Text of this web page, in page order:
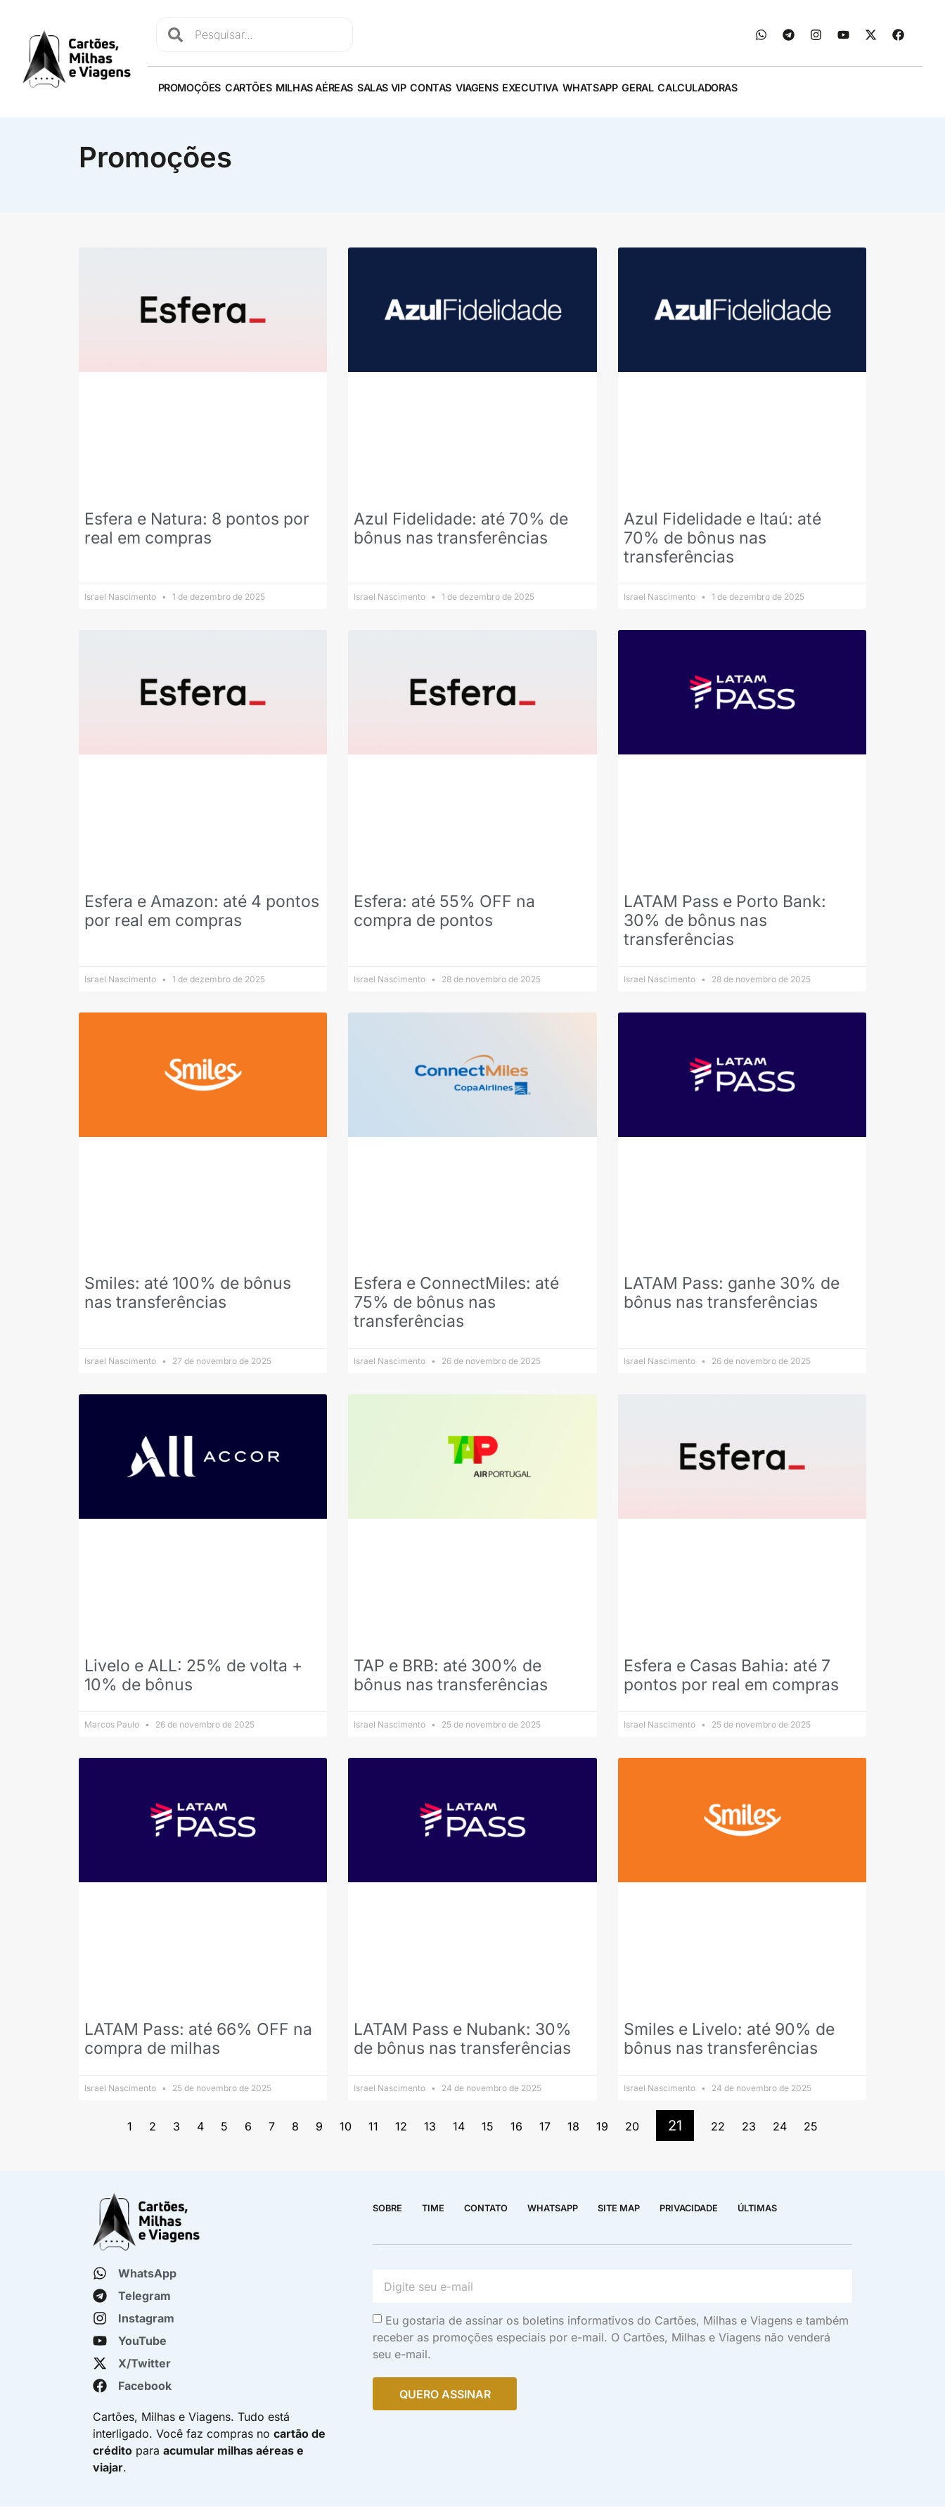
PROMOÇÕES CARTÕES MILHAS AÉREAS SALAS VIP CONTAS VIAGENS EXECUTIVA WHATSAPP GERAL CALCULADORAS
Promoções
Esfera e Natura: 8 pontos por
real em compras
Israel Nascimento 1 de dezembro de 2025
Azul Fidelidade: até 70% de
bônus nas transferências
Israel Nascimento 1 de dezembro de 2025
Azul Fidelidade e Itaú: até
70% de bônus nas
transferências
Israel Nascimento 1 de dezembro de 2025
Esfera e Amazon: até 4 pontos
por real em compras
Israel Nascimento 1 de dezembro de 2025
Esfera: até 55% OFF na
compra de pontos
Israel Nascimento 28 de novembro de 2025
LATAM Pass e Porto Bank:
30% de bônus nas
transferências
Israel Nascimento 28 de novembro de 2025
Smiles: até 100% de bônus
nas transferências
Israel Nascimento 27 de novembro de 2025
Esfera e ConnectMiles: até
75% de bônus nas
transferências
Israel Nascimento 26 de novembro de 2025
LATAM Pass: ganhe 30% de
bônus nas transferências
Israel Nascimento 26 de novembro de 2025
Livelo e ALL: 25% de volta +
10% de bônus
Marcos Paulo 26 de novembro de 2025
TAP e BRB: até 300% de
bônus nas transferências
Israel Nascimento 25 de novembro de 2025
Esfera e Casas Bahia: até 7
pontos por real em compras
Israel Nascimento 25 de novembro de 2025
LATAM Pass: até 66% OFF na
compra de milhas
Israel Nascimento 25 de novembro de 2025
LATAM Pass e Nubank: 30%
de bônus nas transferências
Israel Nascimento 24 de novembro de 2025
Smiles e Livelo: até 90% de
bônus nas transferências
Israel Nascimento 24 de novembro de 2025
1 2 3 4 5 6 7 8 9 10 11 12 13 14 15 16 17 18 19 20 21 22 23 24 25
WhatsApp
Telegram
Instagram
YouTube
X/Twitter
Facebook
Cartões, Milhas e Viagens. Tudo está
interligado. Você faz compras no cartão de
crédito para acumular milhas aéreas e
viajar.
SOBRE TIME CONTATO WHATSAPP SITE MAP PRIVACIDADE ÚLTIMAS
Eu gostaria de assinar os boletins informativos do Cartões, Milhas e Viagens e também
receber as promoções especiais por e-mail. O Cartões, Milhas e Viagens não venderá
seu e-mail.
QUERO ASSINAR